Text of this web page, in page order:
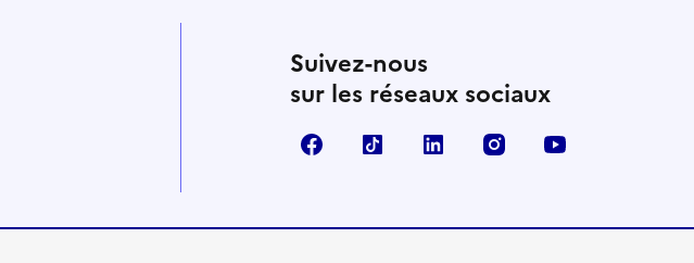
Suivez-nous
sur les réseaux sociaux
FacebookTikTok LinkedIn Instagram